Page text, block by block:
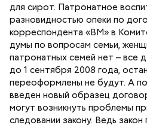
для сирот. Патронатное
разновидностью опеки по
корреспондента «ВМ» в
думы по вопросам семьи,
патронатных семей нет – все
до 1 сентября 2008 года,
переоформлены не будут. А
введен новый образец
могут возникнуть проблемы
следовании закону. Ведь